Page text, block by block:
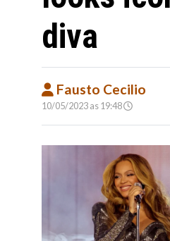
diva
Fausto Cecilio
10/05/2023 as 19:48